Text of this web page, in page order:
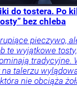
do tostera. Po
bez chleba
pieczywo,
te wyjątkowe
tradycyjne.
talerzu
nie obciąża